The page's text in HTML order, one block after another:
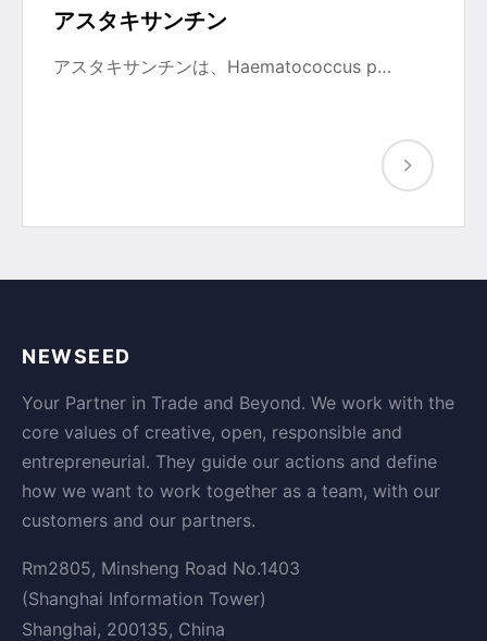
アスタキサンチン
アスタキサンチンは、Haematococcus p…
NEWSEED
Your Partner in Trade and Beyond. We work with the
core values of creative, open, responsible and
entrepreneurial. They guide our actions and define
how we want to work together as a team, with our
customers and our partners.
Rm2805, Minsheng Road No.1403
(Shanghai Information Tower)
Shanghai, 200135, China